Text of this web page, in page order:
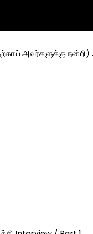
அவர்களுக்கு நன்றி) .